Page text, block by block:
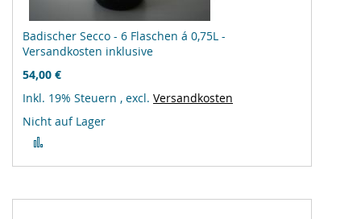
Badischer Secco - 6 Flaschen á 0,75L -
Versandkosten inklusive
54,00 €
Inkl. 19% Steuern , excl. Versandkosten
Nicht auf Lager
hinzufügen